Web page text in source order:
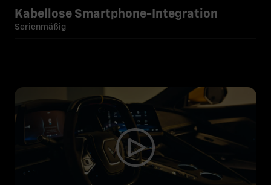
Kabellose Smartphone-Integration
Serienmäßig